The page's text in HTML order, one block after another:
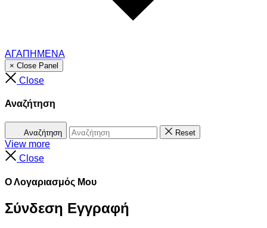
ΑΓΑΠΗΜΕΝΑ
× Close Panel
Close
Αναζήτηση
Αναζήτηση Reset
View more
Close
Ο Λογαριασμός Μου
Σύνδεση Εγγραφή